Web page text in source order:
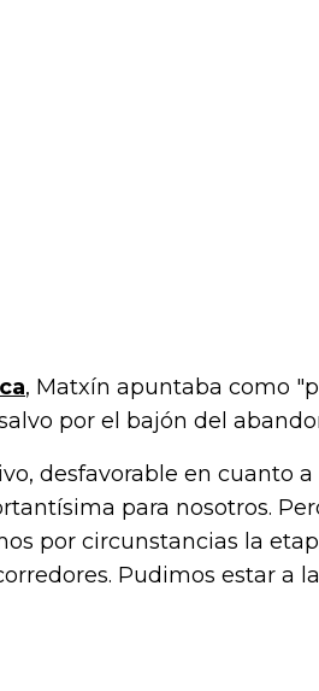
, Matxín apuntaba como
por el bajón del
desfavorable en cuanto
para nosotros.
por circunstancias la
Pudimos estar a